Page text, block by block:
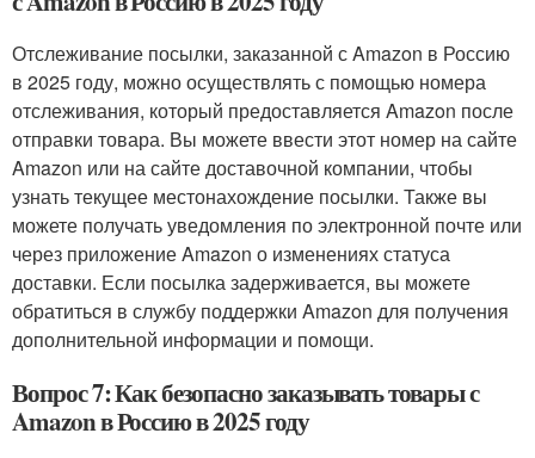
Отслеживание посылки, заказанной с Amazon в Россию
в 2025 году, можно осуществлять с помощью номера
отслеживания, который предоставляется Amazon после
отправки товара. Вы можете ввести этот номер на сайте
Amazon или на сайте доставочной компании, чтобы
узнать текущее местонахождение посылки. Также вы
можете получать уведомления по электронной почте или
через приложение Amazon о изменениях статуса
доставки. Если посылка задерживается, вы можете
обратиться в службу поддержки Amazon для получения
дополнительной информации и помощи.
Вопрос 7: Как безопасно заказывать товары с
Amazon в Россию в 2025 году